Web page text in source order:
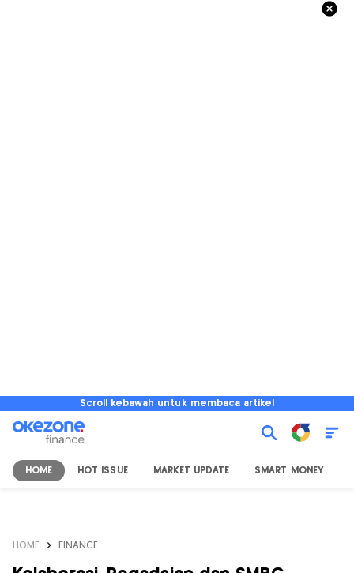
Scroll kebawah untuk membaca artikel
HOME HOT ISSUE MARKET UPDATE SMART MONEY
HOME FINANCE